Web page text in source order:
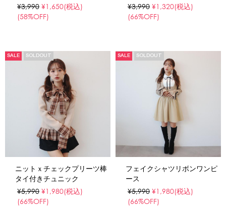
¥3,990 ¥1,650(税込)
(58%OFF)
¥3,990 ¥1,320(税込)
(66%OFF)
SALE SOLDOUT
ニットｘチェックプリーツ棒
タイ付きチュニック
¥5,990 ¥1,980(税込)
(66%OFF)
SALE SOLDOUT
フェイクシャツリボンワンピ
ース
¥5,990 ¥1,980(税込)
(66%OFF)